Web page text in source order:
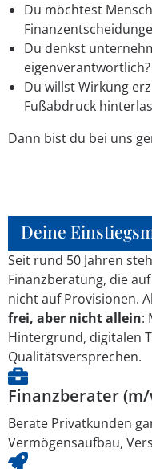
Du möchtest
Du denkst
eigenverantwortlich?
Du willst Wirkung
Fußabdruck
Dann bist du bei uns
Deine
Seit rund 50 Jahren
Finanzberatung, die
nicht auf Provisionen.
frei, aber nicht allein:
Hintergrund, digitalen
Qualitätsversprechen.
Finanzberater
Berate Privatkunden
Vermögensaufbau,